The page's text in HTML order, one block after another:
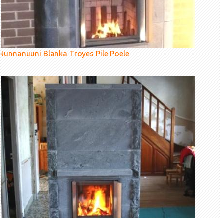
Blanka Troyes Pile Poele